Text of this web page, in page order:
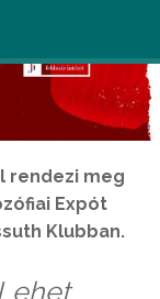
rendezi meg
Expót
Klubban.